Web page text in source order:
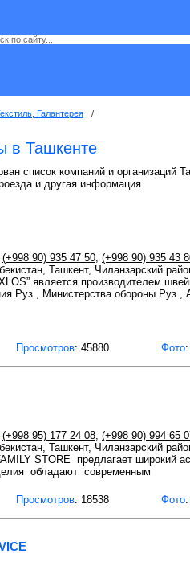
Галантерея /
в Ташкенте
список компаний и
и другая информация.
(+998 90) 935 47 50, (+998 90) 935 43
Ташкент, Чиланзарский
является производителем
Руз., Министерства обороны Руз.,
Просмотров: 45880 Фото:
(+998 95) 177 24 08, (+998 90) 994 65
Ташкент, Чиланзарский
STORE предлагает широкий
обладают современным
Просмотров: 18538 Фото: